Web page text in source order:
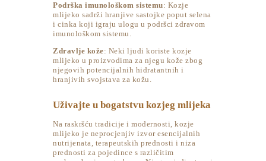
Podrška imunološkom sistemu: Kozje
mlijeko sadrži hranjive sastojke poput selena
i cinka koji igraju ulogu u podršci zdravom
imunološkom sistemu.
Zdravlje kože: Neki ljudi koriste kozje
mlijeko u proizvodima za njegu kože zbog
njegovih potencijalnih hidratantnih i
hranjivih svojstava za kožu.
Uživajte u bogatstvu kozjeg mlijeka
Na raskršću tradicije i modernosti, kozje
mlijeko je neprocjenjiv izvor esencijalnih
nutrijenata, terapeutskih prednosti i niza
prednosti za pojedince s različitim